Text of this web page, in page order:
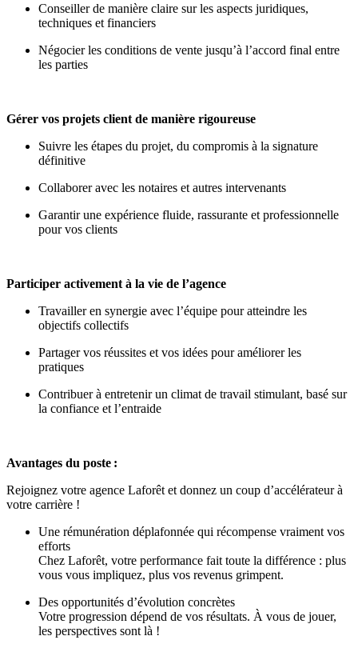
Conseiller de manière claire sur les aspects juridiques,
techniques et financiers
Négocier les conditions de vente jusqu’à l’accord final entre
les parties
Gérer vos projets client de manière rigoureuse
Suivre les étapes du projet, du compromis à la signature
définitive
Collaborer avec les notaires et autres intervenants
Garantir une expérience fluide, rassurante et professionnelle
pour vos clients
Participer activement à la vie de l’agence
Travailler en synergie avec l’équipe pour atteindre les
objectifs collectifs
Partager vos réussites et vos idées pour améliorer les
pratiques
Contribuer à entretenir un climat de travail stimulant, basé sur
la confiance et l’entraide
Avantages du poste :
Rejoignez votre agence Laforêt et donnez un coup d’accélérateur à
votre carrière !
Une rémunération déplafonnée qui récompense vraiment vos
efforts
Chez Laforêt, votre performance fait toute la différence : plus
vous vous impliquez, plus vos revenus grimpent.
Des opportunités d’évolution concrètes
Votre progression dépend de vos résultats. À vous de jouer,
les perspectives sont là !